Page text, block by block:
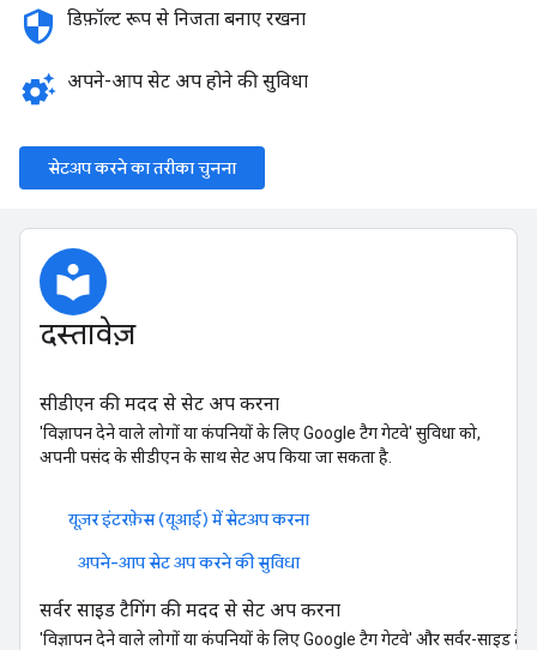
security डिफ़ॉल्ट रूप से निजता बनाए रखना
settings_suggestion
अपने-आप सेट अप होने की सुविधा
सेटअप करने का तरीका चुनना
local_library
दस्तावेज़
सीडीएन की मदद से सेट अप करना
'विज्ञापन देने वाले लोगों या कंपनियों के लिए Google टैग गेटवे' सुविधा को,
अपनी पसंद के सीडीएन के साथ सेट अप किया जा सकता है.
यूज़र इंटरफ़ेस (यूआई) में सेटअप करना
अपने-आप सेट अप करने की सुविधा
सर्वर साइड टैगिंग की मदद से सेट अप करना
'विज्ञापन देने वाले लोगों या कंपनियों के लिए Google टैग गेटवे' और सर्वर-साइड